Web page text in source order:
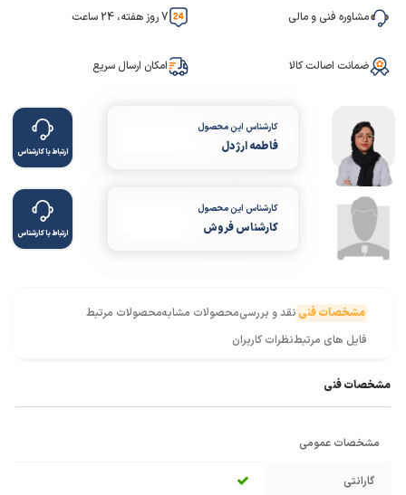
مشاوره فنی و مالی 7 روز هفته، 24 ساعت
ضمانت اصالت کالا امکان ارسال سریع
کارشناس این محصول
فاطمه ارژدل ارتباط با کارشناس
کارشناس این محصول
کارشناس فروش ارتباط با کارشناس
مشخصات فنی نقد و بررسیمحصولات مشابهمحصولات مرتبط
فایل های مرتبطنظرات کاربران
مشخصات فنی
مشخصات عمومی
گارانتی